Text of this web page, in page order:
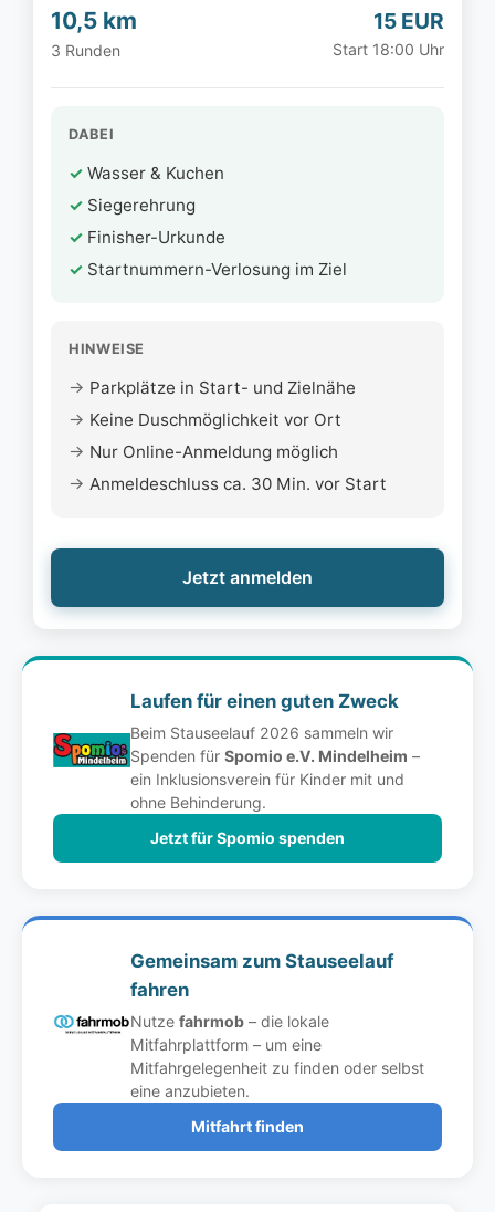
10,5 km
3 Runden
15 EUR
Start 18:00 Uhr
DABEI
Wasser & Kuchen
Siegerehrung
Finisher-Urkunde
Startnummern-Verlosung im Ziel
HINWEISE
Parkplätze in Start- und Zielnähe
Keine Duschmöglichkeit vor Ort
Nur Online-Anmeldung möglich
Anmeldeschluss ca. 30 Min. vor Start
Jetzt anmelden
Laufen für einen guten Zweck
Beim Stauseelauf 2026 sammeln wir
Spenden für Spomio e.V. Mindelheim –
ein Inklusionsverein für Kinder mit und
ohne Behinderung.
Jetzt für Spomio spenden
Gemeinsam zum Stauseelauf
fahren
Nutze fahrmob – die lokale
Mitfahrplattform – um eine
Mitfahrgelegenheit zu finden oder selbst
eine anzubieten.
Mitfahrt finden